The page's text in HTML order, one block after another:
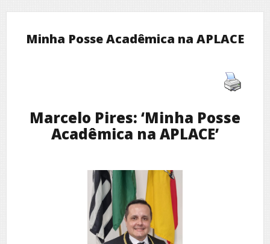
Minha Posse Acadêmica na APLACE
Marcelo Pires: ‘Minha Posse
Acadêmica na APLACE’